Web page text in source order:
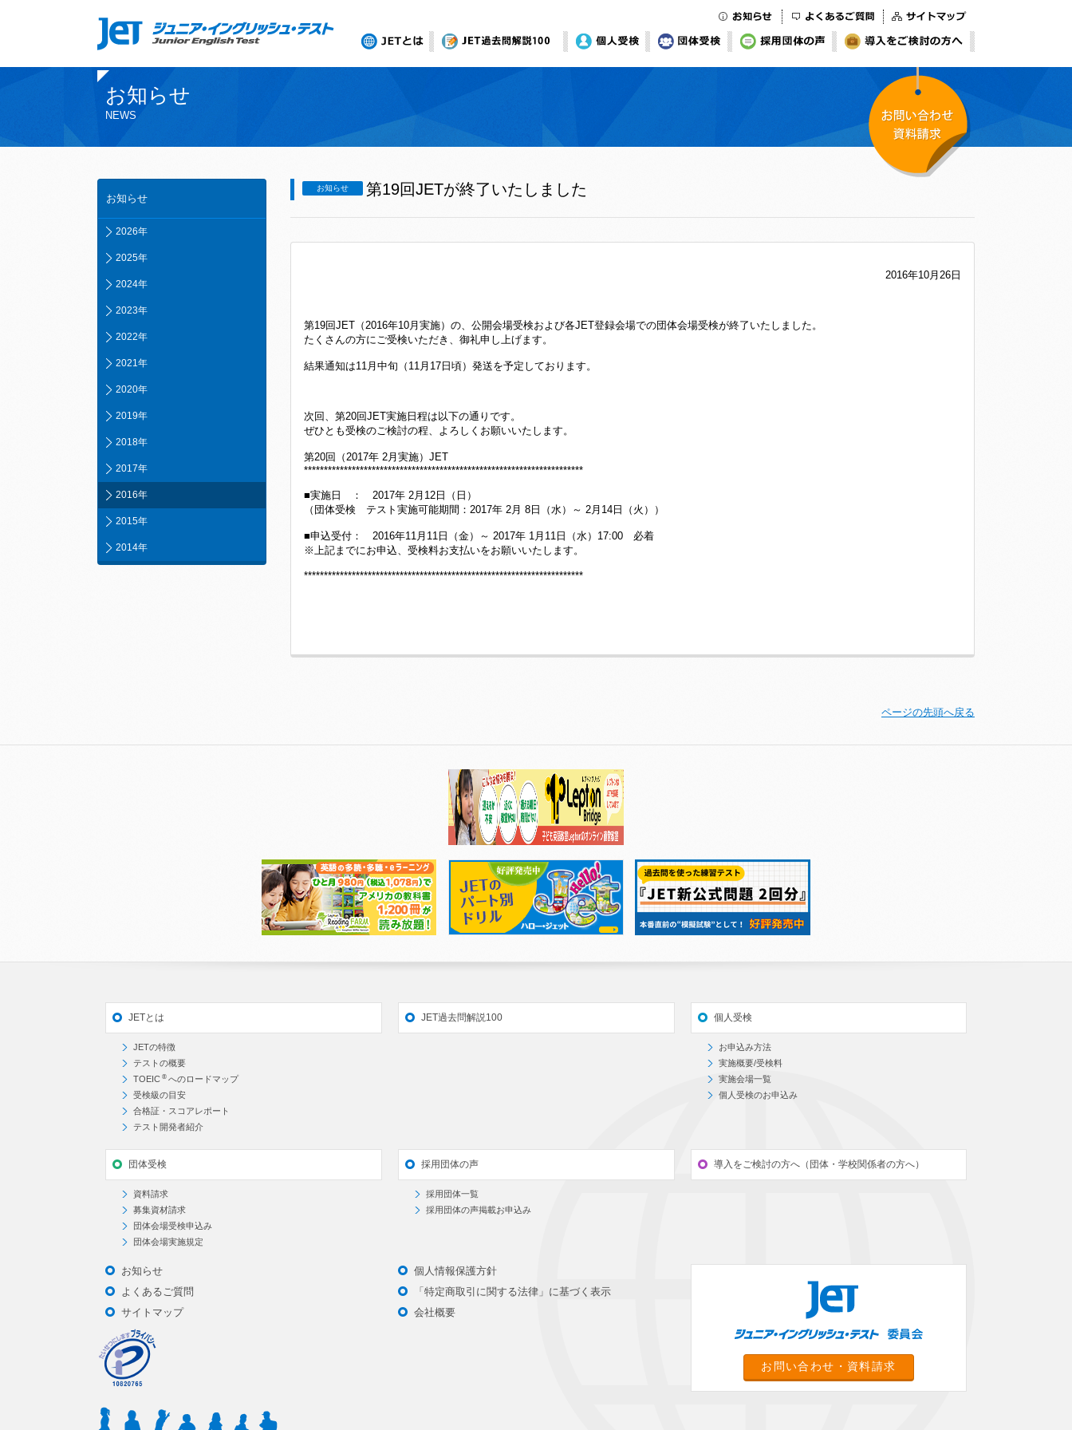
よくあるご質問
お知らせ
NEWS
お知らせ
2026年
2025年
2024年
2023年
2022年
2021年
2020年
2019年
2018年
2017年
2016年
2015年
2014年
第19回JETが終了いたしました
お知らせ
2016年10月26日
第19回JET（2016年10月実施）の、公開会場受検および各JET登録会場での団体会場受検が終了いたしました。
たくさんの方にご受検いただき、御礼申し上げます。
結果通知は11月中旬（11月17日頃）発送を予定しております。
次回、第20回JET実施日程は以下の通りです。
ぜひとも受検のご検討の程、よろしくお願いいたします。
第20回（2017年 2月実施）JET
**********************************************************************
■実施日 ： 2017年 2月12日（日）
（団体受検 テスト実施可能期間：2017年 2月 8日（水）～ 2月14日（火））
■申込受付： 2016年11月11日（金）～ 2017年 1月11日（水）17:00 必着
※上記までにお申込、受検料お支払いをお願いいたします。
**********************************************************************
ページの先頭へ戻る
JETとは
JETの特徴
テストの概要
TOEIC ® へのロードマップ
受検級の目安
合格証・スコアレポート
テスト開発者紹介
JET過去問解説100 個人受検
お申込み方法
実施概要/受検料
実施会場一覧
個人受検のお申込み
団体受検
資料請求
募集資材請求
団体会場受検申込み
団体会場実施規定
採用団体の声
採用団体一覧
採用団体の声掲載お申込み
導入をご検討の方へ（団体・学校関係者の方へ）
お知らせ
よくあるご質問
サイトマップ
個人情報保護方針
「特定商取引に関する法律」に基づく表示
会社概要
お問い合わせ・資料請求